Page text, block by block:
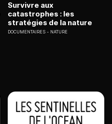
Survivre aux
catastrophes : les
stratégies de la nature
DOCUMENTAIRES NATURE